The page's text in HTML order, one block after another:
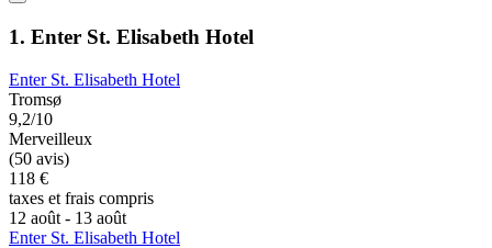
1. Enter St. Elisabeth Hotel
Enter St. Elisabeth Hotel
Tromsø
9,2/10
Merveilleux
(50 avis)
118 €
taxes et frais compris
12 août - 13 août
Enter St. Elisabeth Hotel